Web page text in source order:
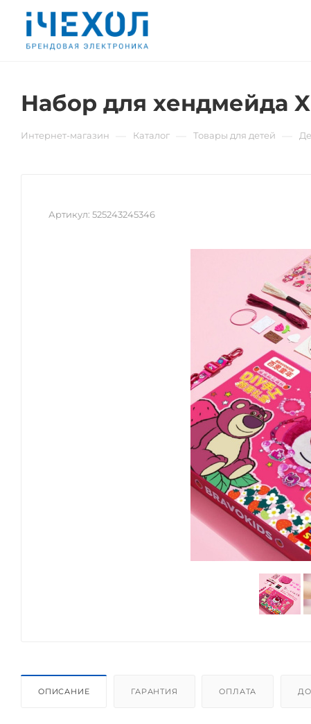
Набор для хендмейда
Интернет-магазин Каталог Товары для детей
Артикул: 525243245346
ОПИСАНИЕ ГАРАНТИЯ ОПЛАТА